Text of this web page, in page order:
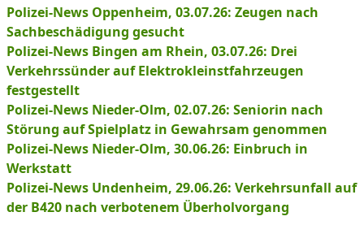
Polizei-News Oppenheim, 03.07.26: Zeugen nach
Sachbeschädigung gesucht
Polizei-News Bingen am Rhein, 03.07.26: Drei
Verkehrssünder auf Elektrokleinstfahrzeugen
festgestellt
Polizei-News Nieder-Olm, 02.07.26: Seniorin nach
Störung auf Spielplatz in Gewahrsam genommen
Polizei-News Nieder-Olm, 30.06.26: Einbruch in
Werkstatt
Polizei-News Undenheim, 29.06.26: Verkehrsunfall auf
der B420 nach verbotenem Überholvorgang